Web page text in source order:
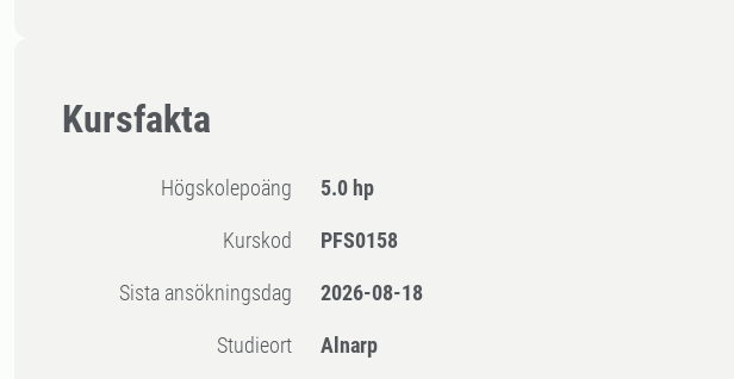
Kursfakta
högskolepoäng 5.0 hp
Kurskod PFS0158
Sista ansökningsdag 2026-08-18
Studieort Alnarp